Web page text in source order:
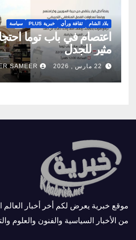
بلاد الشام ثقافة ورأي خبرية PLUS سياسة
اعتصام في باب توما
مثير للجدل
22 مارس , 2026 SAMEER
موقع خبرية يعرض لكم أخر أخبار العالم
من الأخبار السياسية والفنون والعلوم